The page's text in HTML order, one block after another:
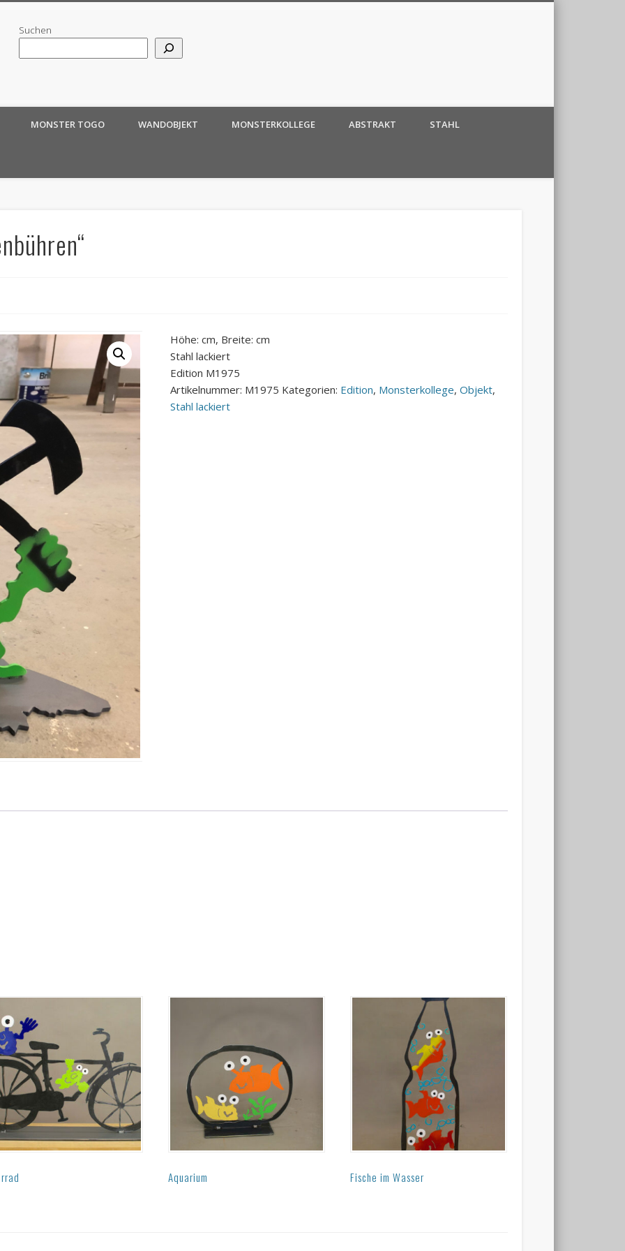
Suchen
MONSTER TOGO WANDOBJEKT MONSTERKOLLEGE ABSTRAKT STAHL
Höhe: cm, Breite: cm
Stahl lackiert
Edition M1975
Artikelnummer: M1975 Kategorien: Edition, Monsterkollege,Objekt,
Stahl lackiert
Aquarium Fische im Wasser